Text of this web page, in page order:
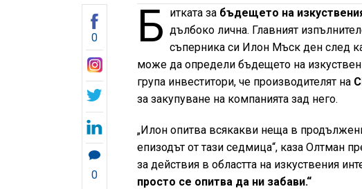
0
0
Б итката забъдещето на
дълбоко лична. Главният
съперника си Илон Мъск ден след
може да определи бъдещето на
група инвеститори, че производителят на
за закупуване на компанията зад него.
„Илон опитва всякакви неща в
епизодът от тази седмица“, каза Олтман
за действия в областта на изкуствения
просто се опитва да ни забави.“